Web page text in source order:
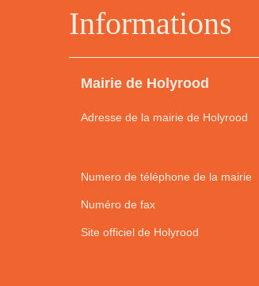
Informations
Mairie de Holyrood
Adresse de la mairie de Holyrood
Numero de téléphone de la mairie
Numéro de fax
Site officiel de Holyrood